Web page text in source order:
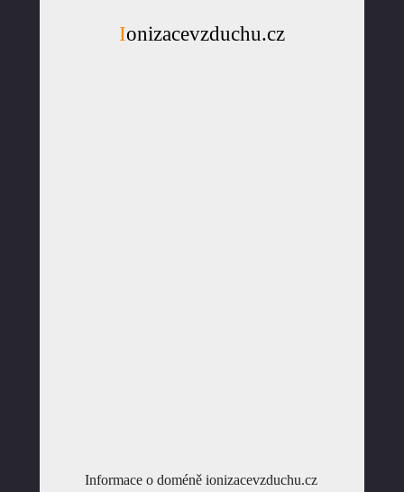
Ionizacevzduchu.cz
Informace o doméně ionizacevzduchu.cz